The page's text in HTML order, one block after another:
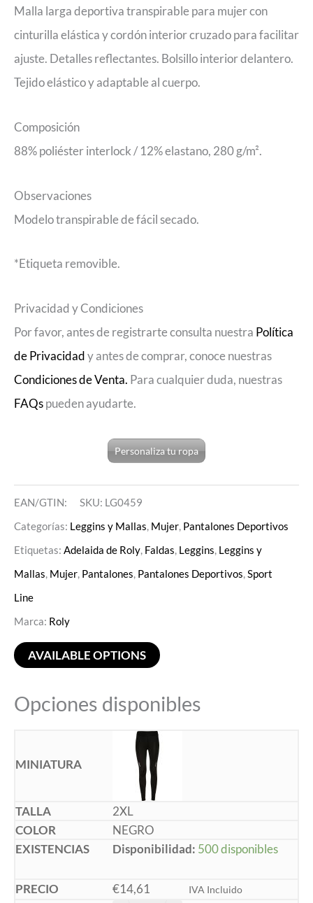
Malla larga deportiva transpirable para mujer con
cinturilla elástica y cordón interior cruzado para facilitar
ajuste. Detalles reflectantes. Bolsillo interior delantero.
Tejido elástico y adaptable al cuerpo.
Composición
88% poliéster interlock / 12% elastano, 280 g/m².
Observaciones
Modelo transpirable de fácil secado.
*Etiqueta removible.
Privacidad y Condiciones
Por favor, antes de registrarte consulta nuestra Política
de Privacidady antes de comprar, conoce nuestras
Condiciones de Venta. Para cualquier duda, nuestras
FAQspueden ayudarte.
Personaliza tu ropa
EAN/GTIN: SKU: LG0459
Categorías: Leggins y Mallas, Mujer, Pantalones Deportivos
Etiquetas: Adelaida de Roly, Faldas, Leggins, Leggins y
Mallas, Mujer, Pantalones, Pantalones Deportivos,Sport
Line
Marca: Roly
AVAILABLE OPTIONS
Opciones disponibles
2XL
NEGRO
Disponibilidad: 500 disponibles
€14,61 IVA Incluido